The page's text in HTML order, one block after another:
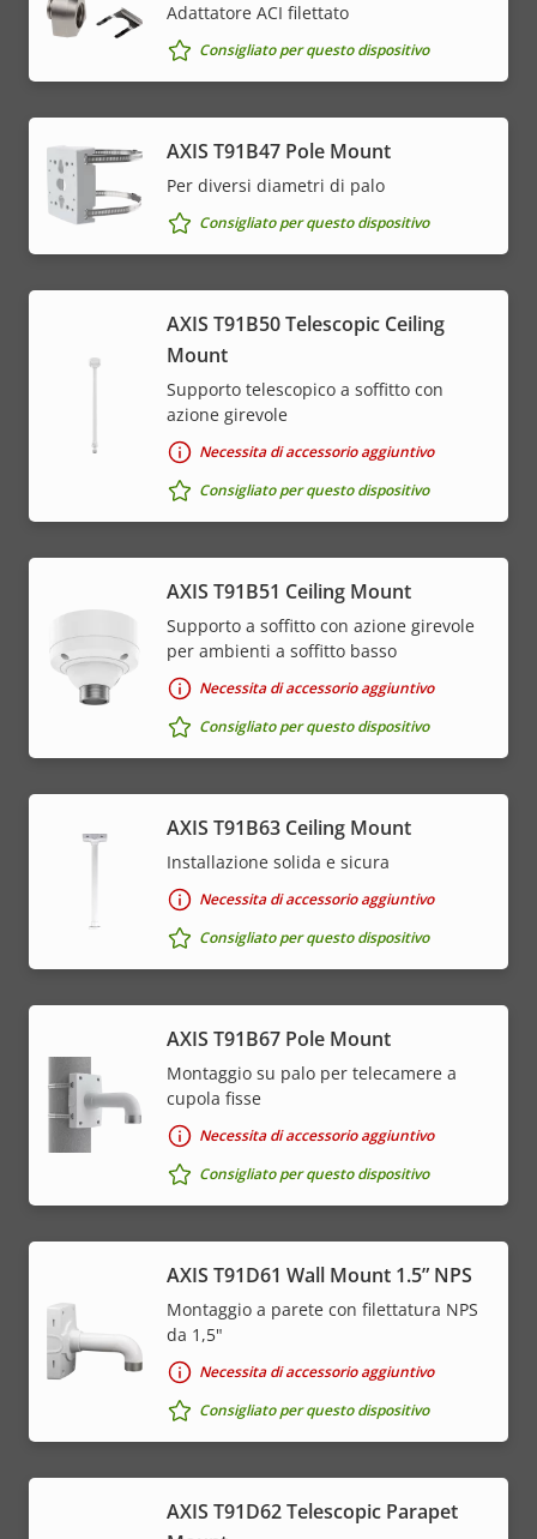
Adattatore ACI filettato
Consigliato per questo dispositivo
AXIS T91B47 Pole Mount
Per diversi diametri di palo
Consigliato per questo dispositivo
AXIS T91B50 Telescopic Ceiling
Mount
Supporto telescopico a soffitto con
azione girevole
Necessita di accessorio aggiuntivo
Consigliato per questo dispositivo
AXIS T91B51 Ceiling Mount
Supporto a soffitto con azione girevole
per ambienti a soffitto basso
Necessita di accessorio aggiuntivo
Consigliato per questo dispositivo
AXIS T91B63 Ceiling Mount
Installazione solida e sicura
Necessita di accessorio aggiuntivo
Consigliato per questo dispositivo
AXIS T91B67 Pole Mount
Montaggio su palo per telecamere a
cupola fisse
Necessita di accessorio aggiuntivo
Consigliato per questo dispositivo
AXIS T91D61 Wall Mount 1.5” NPS
Montaggio a parete con filettatura NPS
da 1,5"
Necessita di accessorio aggiuntivo
Consigliato per questo dispositivo
AXIS T91D62 Telescopic Parapet